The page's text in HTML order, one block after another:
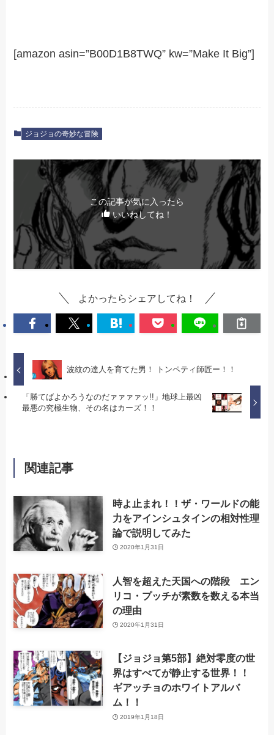
[amazon asin=”B00D1B8TWQ” kw=”Make It Big”]
ジョジョの奇妙な冒険
この記事が気に入ったら
いいねしてね！
よかったらシェアしてね！
波紋の達人を育てた男！ トンペティ師匠ー！！
「勝てばよかろうなのだァァァァッ!!」地球上最凶
最悪の究極生物、その名はカーズ！！
関連記事
時よ止まれ！！ザ・ワールドの能
力をアインシュタインの相対性理
論で説明してみた
2020年1月31日
人智を超えた天国への階段 エン
リコ・プッチが素数を数える本当
の理由
2020年1月31日
【ジョジョ第5部】絶対零度の世
界はすべてが静止する世界！！
ギアッチョのホワイトアルバ
ム！！
2019年1月18日